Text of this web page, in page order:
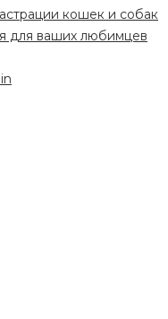
кошек и собак
для ваших любимцев